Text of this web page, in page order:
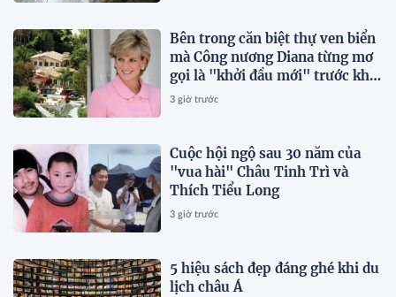
Bên trong căn biệt thự ven biển
mà Công nương Diana từng mơ
gọi là "khởi đầu mới" trước khi
qua đời vài tháng
3 giờ trước
Cuộc hội ngộ sau 30 năm của
"vua hài" Châu Tinh Trì và
Thích Tiểu Long
3 giờ trước
5 hiệu sách đẹp đáng ghé khi du
lịch châu Á